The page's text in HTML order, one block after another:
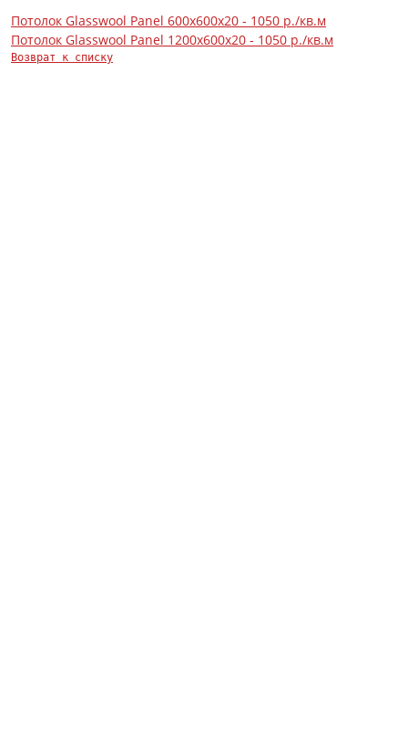
Потолок Glasswool Panel 600х600х20 - 1050 р./кв.м
Потолок Glasswool Panel 1200х600х20 - 1050 р./кв.м
Возврат к списку